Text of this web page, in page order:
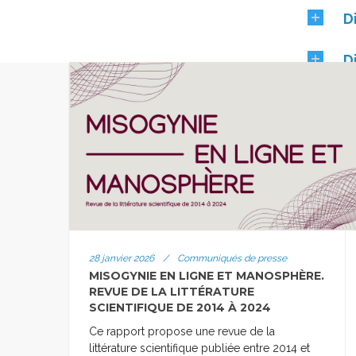
28 janvier 2026 / Communiqués de presse
MISOGYNIE EN LIGNE ET MANOSPHÈRE.
REVUE DE LA LITTÉRATURE
SCIENTIFIQUE DE 2014 À 2024
Ce rapport propose une revue de la
littérature scientifique publiée entre 2014 et